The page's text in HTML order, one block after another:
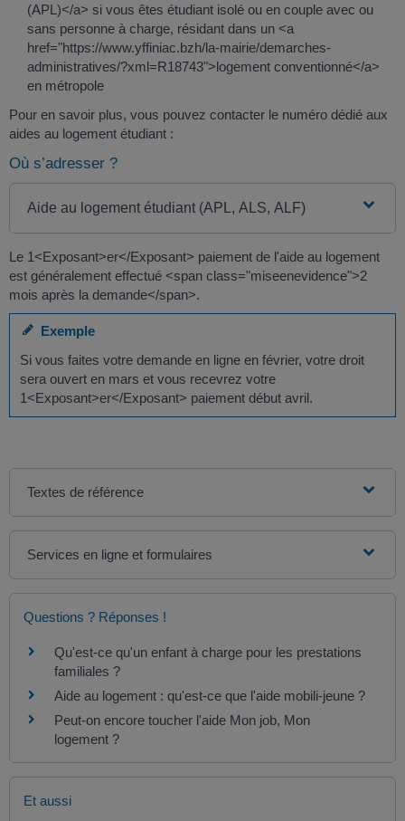
(APL)</a> si vous êtes étudiant isolé ou en couple avec ou
sans personne à charge, résidant dans un <a
href="https://www.yffiniac.bzh/la-mairie/demarches-
administratives/?xml=R18743">logement conventionné</a>
en métropole
Pour en savoir plus, vous pouvez contacter le numéro dédié aux
aides au logement étudiant :
Où s’adresser ?
Aide au logement étudiant (APL, ALS, ALF)
Le 1<Exposant>er</Exposant> paiement de l'aide au logement
est généralement effectué <span class="miseenevidence">2
mois après la demande</span>.
Exemple
Si vous faites votre demande en ligne en février, votre droit
sera ouvert en mars et vous recevrez votre
1<Exposant>er</Exposant> paiement début avril.
Textes de référence
Services en ligne et formulaires
Questions ? Réponses !
Qu'est-ce qu'un enfant à charge pour les prestations
familiales ?
Aide au logement : qu'est-ce que l'aide mobili-jeune ?
Peut-on encore toucher l'aide Mon job, Mon
logement ?
Et aussi